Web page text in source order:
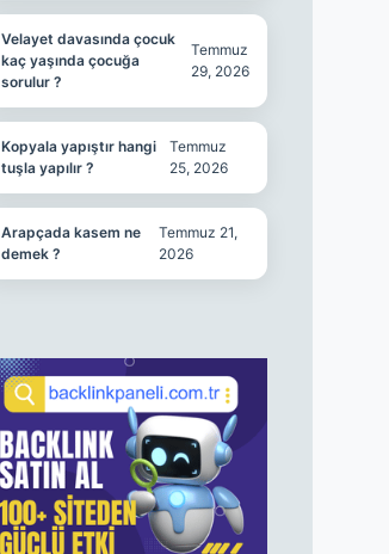
Velayet davasında çocuk
kaç yaşında çocuğa
sorulur ?
Temmuz
29, 2026
Kopyala yapıştır hangi
tuşla yapılır ?
Temmuz
25, 2026
Arapçada kasem ne
demek ?
Temmuz 21,
2026